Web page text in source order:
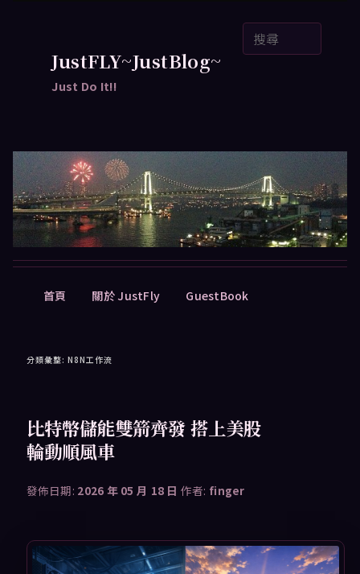
JustFLY~JustBlog~
Just Do It!!
首頁 關於 JustFly GuestBook
分類彙整: N8N工作流
比特幣儲能雙箭齊發 搭上美股
輪動順風車
發佈日期: 2026 年 05 月 18 日 作者: finger